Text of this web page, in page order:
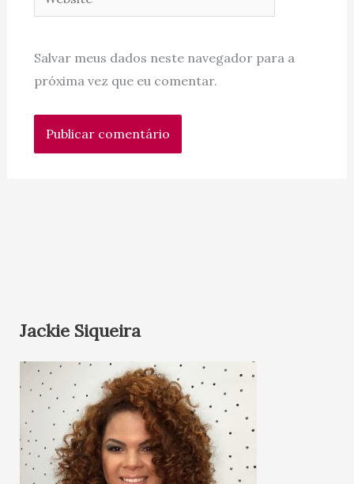
Salvar meus dados neste navegador para a
próxima vez que eu comentar.
Jackie Siqueira